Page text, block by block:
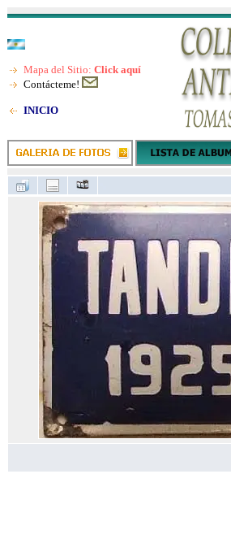
Mapa del Sitio: Click aquí
Contácteme!
INICIO